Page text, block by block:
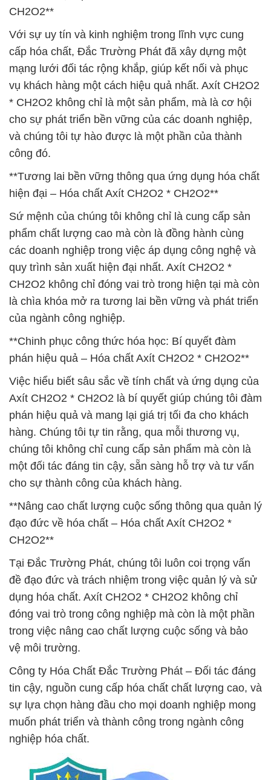
CH2O2**
Với sự uy tín và kinh nghiệm trong lĩnh vực cung
cấp hóa chất, Đắc Trường Phát đã xây dựng một
mạng lưới đối tác rộng khắp, giúp kết nối và phục
vụ khách hàng một cách hiệu quả nhất. Axít CH2O2
* CH2O2 không chỉ là một sản phẩm, mà là cơ hội
cho sự phát triển bền vững của các doanh nghiệp,
và chúng tôi tự hào được là một phần của thành
công đó.
**Tương lai bền vững thông qua ứng dụng hóa chất
hiện đại – Hóa chất Axít CH2O2 * CH2O2**
Sứ mệnh của chúng tôi không chỉ là cung cấp sản
phẩm chất lượng cao mà còn là đồng hành cùng
các doanh nghiệp trong việc áp dụng công nghệ và
quy trình sản xuất hiện đại nhất. Axít CH2O2 *
CH2O2 không chỉ đóng vai trò trong hiện tại mà còn
là chìa khóa mở ra tương lai bền vững và phát triển
của ngành công nghiệp.
**Chinh phục công thức hóa học: Bí quyết đàm
phán hiệu quả – Hóa chất Axít CH2O2 * CH2O2**
Việc hiểu biết sâu sắc về tính chất và ứng dụng của
Axít CH2O2 * CH2O2 là bí quyết giúp chúng tôi đàm
phán hiệu quả và mang lại giá trị tối đa cho khách
hàng. Chúng tôi tự tin rằng, qua mỗi thương vụ,
chúng tôi không chỉ cung cấp sản phẩm mà còn là
một đối tác đáng tin cậy, sẵn sàng hỗ trợ và tư vấn
cho sự thành công của khách hàng.
**Nâng cao chất lượng cuộc sống thông qua quản lý
đạo đức về hóa chất – Hóa chất Axít CH2O2 *
CH2O2**
Tại Đắc Trường Phát, chúng tôi luôn coi trọng vấn
đề đạo đức và trách nhiệm trong việc quản lý và sử
dụng hóa chất. Axít CH2O2 * CH2O2 không chỉ
đóng vai trò trong công nghiệp mà còn là một phần
trong việc nâng cao chất lượng cuộc sống và bảo
vệ môi trường.
Công ty Hóa Chất Đắc Trường Phát – Đối tác đáng
tin cậy, nguồn cung cấp hóa chất chất lượng cao, và
sự lựa chọn hàng đầu cho mọi doanh nghiệp mong
muốn phát triển và thành công trong ngành công
nghiệp hóa chất.